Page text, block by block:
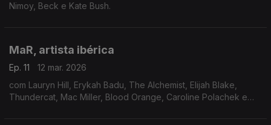
Nimoy, Beck e Kate Bush.
MaR, artista ibérica
Ep. 11
12 mar. 2026
com Lauryn Hill, Erykah Badu, The Alchemist, Elijah Blake,
Thundercat, Mac Miller, Blood Orange, Caroline Polachek e